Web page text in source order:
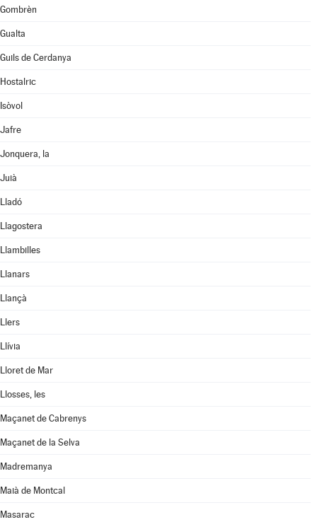
Gombrèn
Gualta
Guils de Cerdanya
Hostalric
Isòvol
Jafre
Jonquera, la
Juià
Lladó
Llagostera
Llambilles
Llanars
Llançà
Llers
Llívia
Lloret de Mar
Llosses, les
Maçanet de Cabrenys
Maçanet de la Selva
Madremanya
Maià de Montcal
Masarac